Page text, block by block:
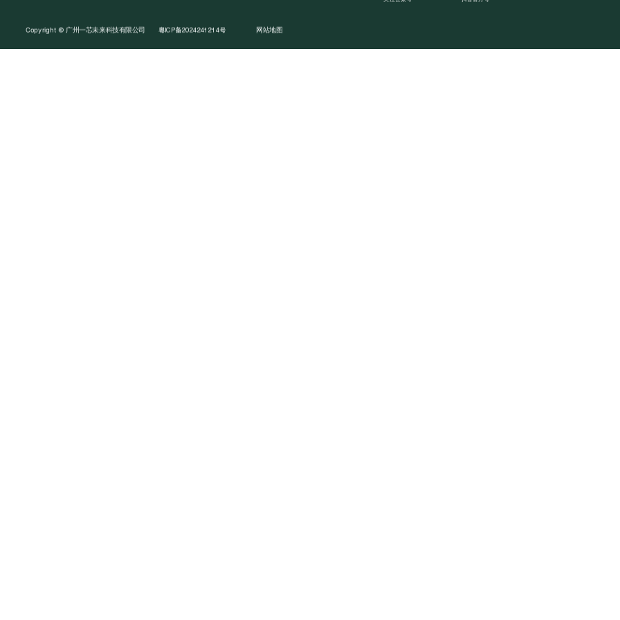
Copyright © 广州一芯未来科技有限公司 粤ICP备2024241214号 网站地图